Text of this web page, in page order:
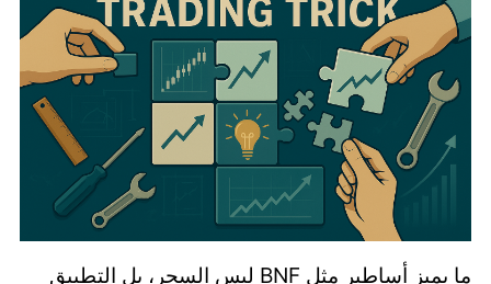
ما يميز أساطير مثل BNF ليس السحر، بل التطبيق